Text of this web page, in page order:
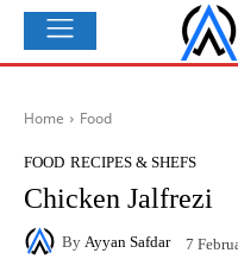
Home Food
FOOD RECIPES & SHEFS
Chicken Jalfrezi
By Ayyan Safdar 7